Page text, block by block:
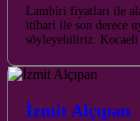
Lambiri fiyatları ile
itibari ile son derece
söyleyebiliriz.
İzmit Alçıpan